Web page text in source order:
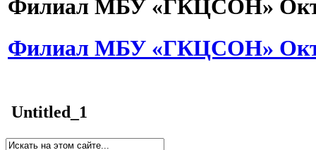
Филиал МБУ «ГКЦСОН»
Филиал МБУ «ГКЦСОН»
Untitled_1